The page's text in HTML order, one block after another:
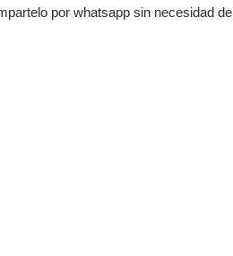
por whatsapp sin necesidad de